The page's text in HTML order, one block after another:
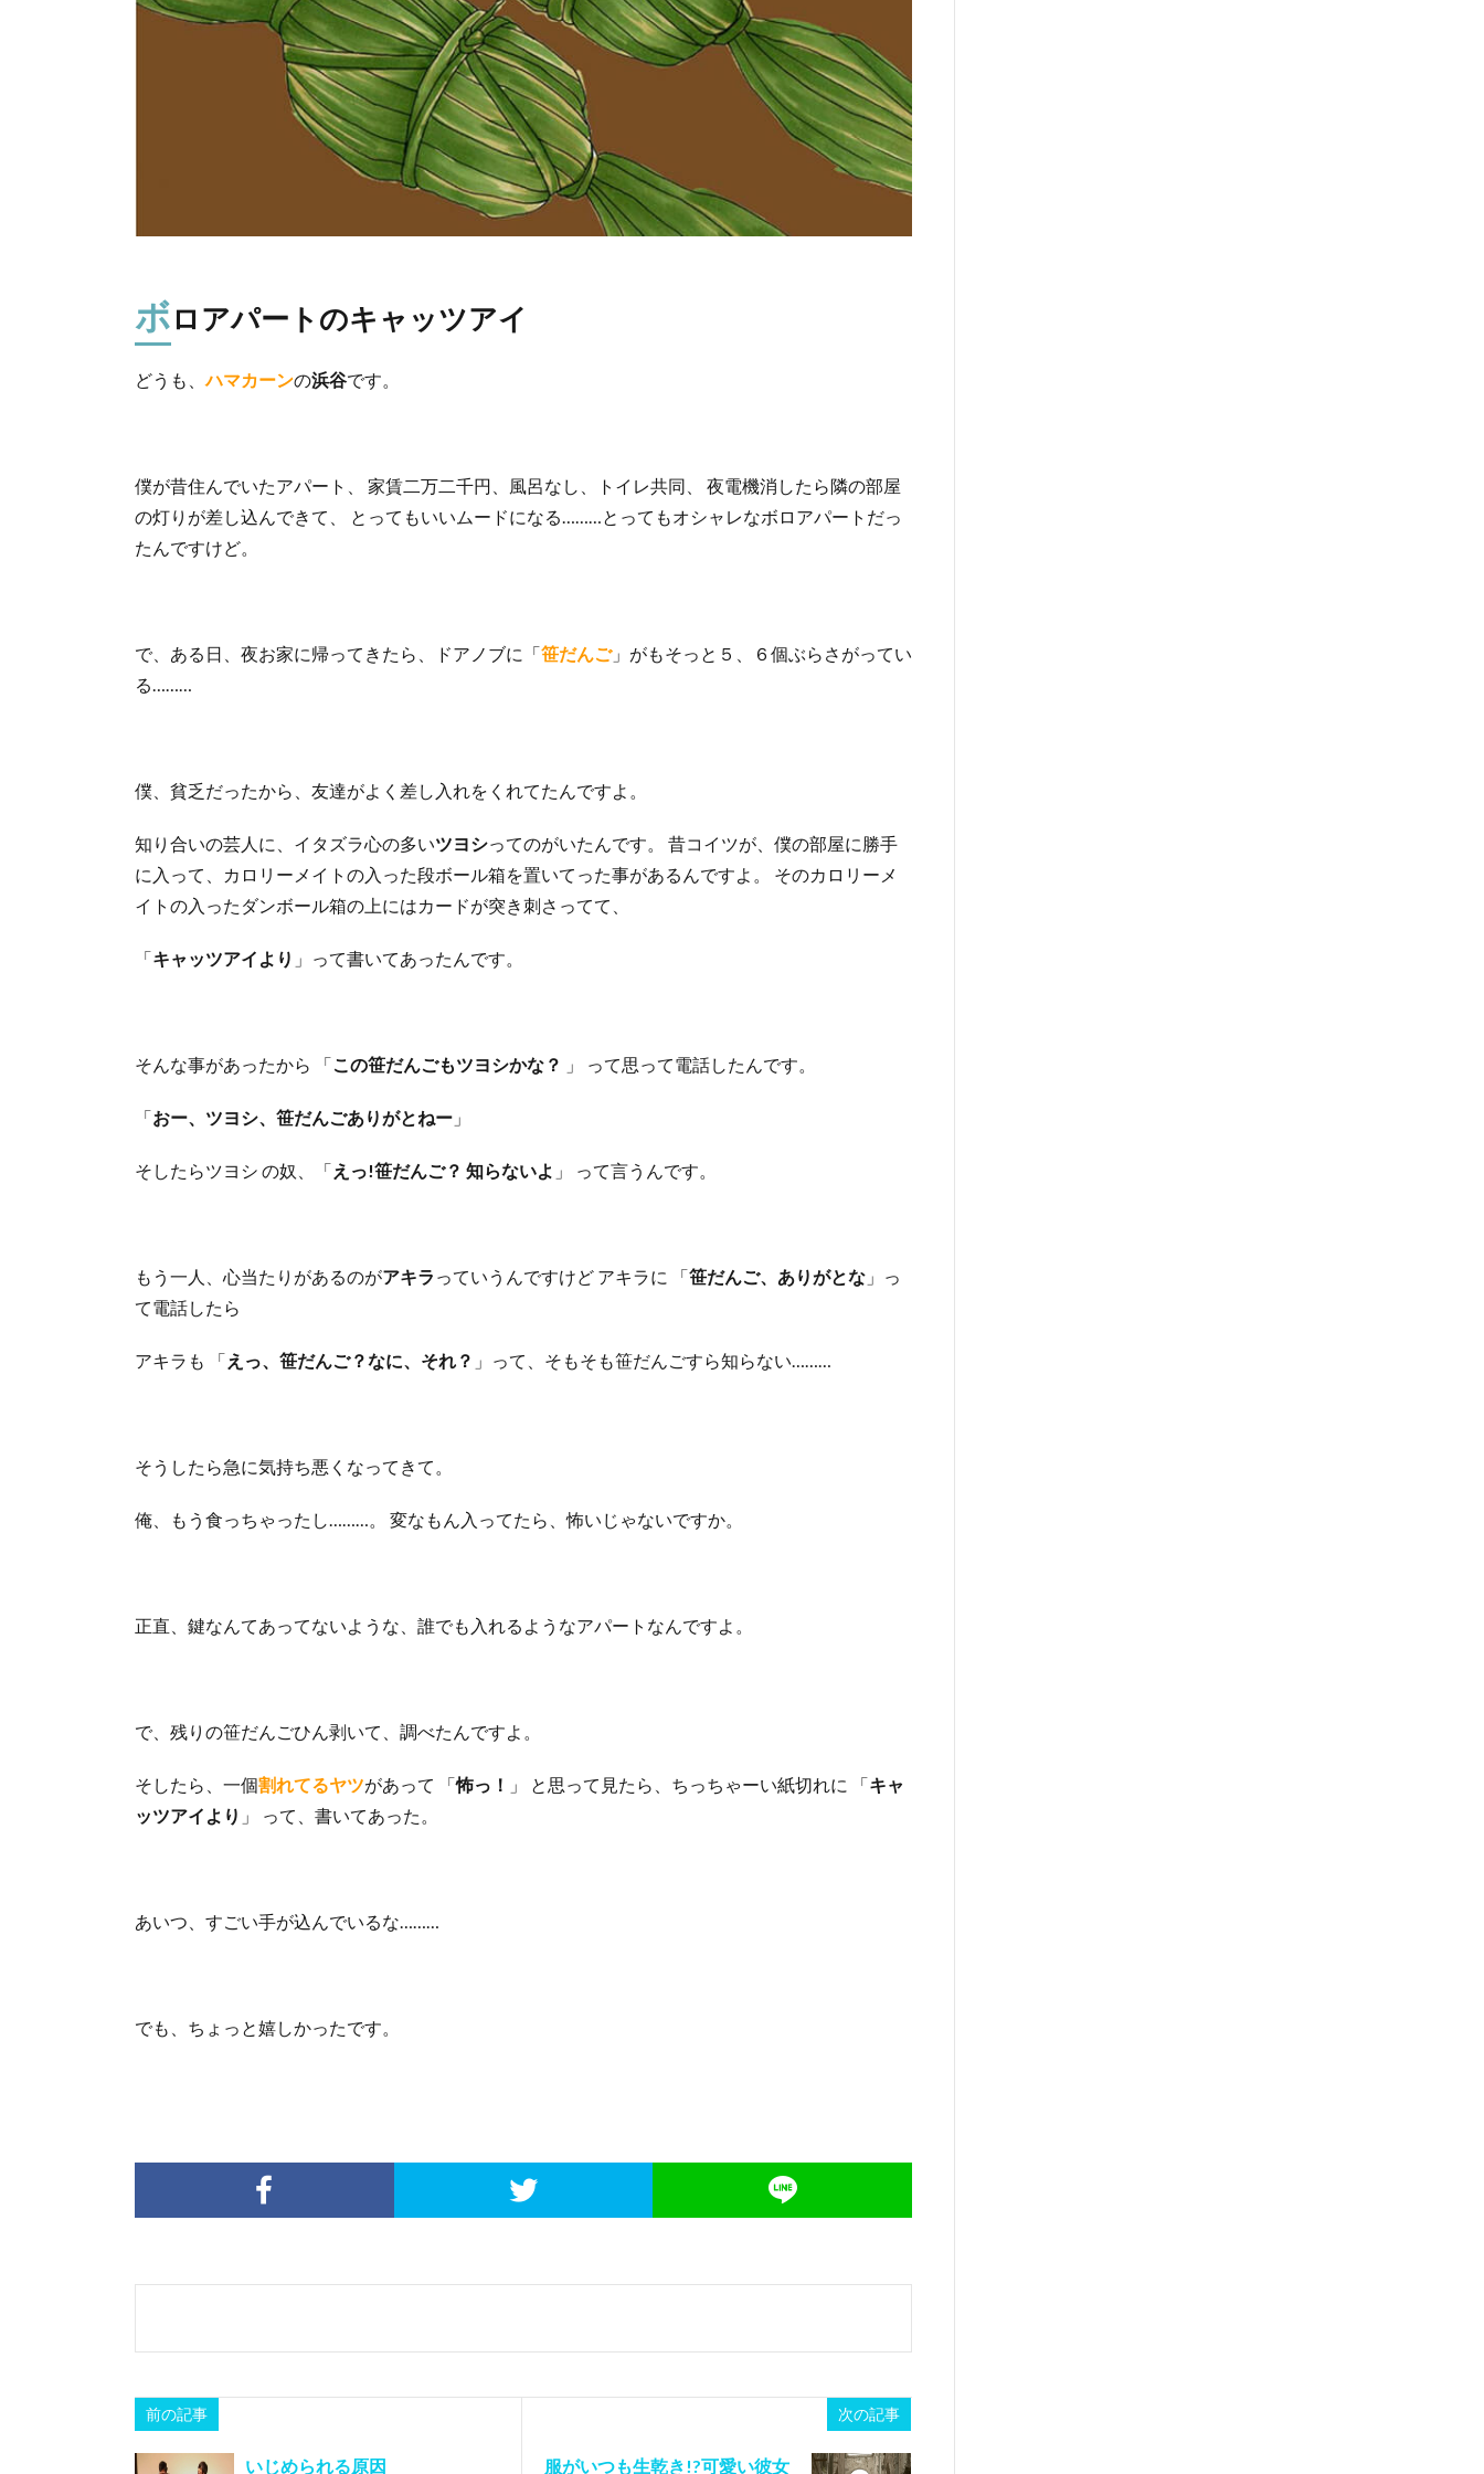
ボロアパートのキャッツアイ
どうも、ハマカーンの浜谷です。
僕が昔住んでいたアパート、 家賃二万二千円、風呂なし、トイレ共同、 夜電機消したら隣の部屋
の灯りが差し込んできて、 とってもいいムードになる………とってもオシャレなボロアパートだっ
たんですけど。
で、ある日、夜お家に帰ってきたら、ドアノブに「笹だんご」がもそっと５、６個ぶらさがってい
る………
僕、貧乏だったから、友達がよく差し入れをくれてたんですよ。
知り合いの芸人に、イタズラ心の多いツヨシってのがいたんです。 昔コイツが、僕の部屋に勝手
に入って、カロリーメイトの入った段ボール箱を置いてった事があるんですよ。 そのカロリーメ
イトの入ったダンボール箱の上にはカードが突き刺さってて、
「キャッツアイより 」って書いてあったんです。
そんな事があったから 「この笹だんごもツヨシかな？ 」 って思って電話したんです。
「おー、ツヨシ、笹だんごありがとねー 」
そしたらツヨシ の奴、「えっ!笹だんご？ 知らないよ 」 って言うんです。
もう一人、心当たりがあるのがアキラ っていうんですけど アキラに 「笹だんご、ありがとな 」っ
て電話したら
アキラも 「えっ、笹だんご？なに、それ？ 」って、そもそも笹だんごすら知らない………
そうしたら急に気持ち悪くなってきて。
俺、もう食っちゃったし………。 変なもん入ってたら、怖いじゃないですか。
正直、鍵なんてあってないような、誰でも入れるようなアパートなんですよ。
で、残りの笹だんごひん剥いて、調べたんですよ。
そしたら、一個割れてるヤツがあって 「怖っ！ 」 と思って見たら、ちっちゃーい紙切れに 「キャ
ッツアイより 」 って、書いてあった。
あいつ、すごい手が込んでいるな………
でも、ちょっと嬉しかったです。
前の記事
いじめられる原因
次の記事
服がいつも生乾き!?可愛い彼女